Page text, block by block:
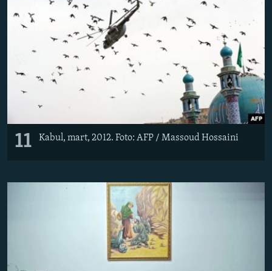
11 Kabul, mart, 2012. Foto: AFP / Massoud Hossaini